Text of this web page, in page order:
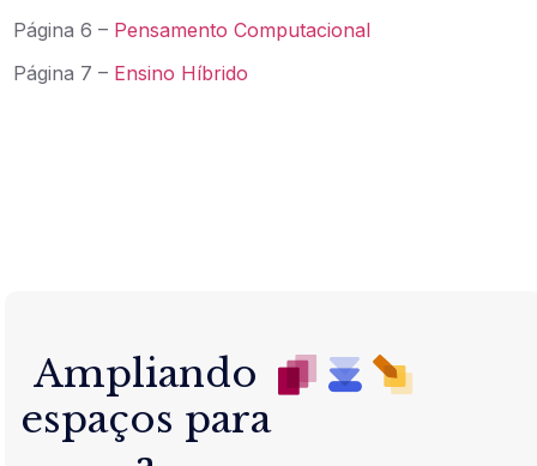
Página 6 – Pensamento Computacional
Página 7 – Ensino Híbrido
Ampliando
espaços para